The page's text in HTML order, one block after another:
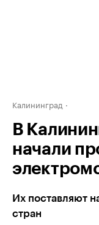
Калининград
В
начали
Их поставляют
стран